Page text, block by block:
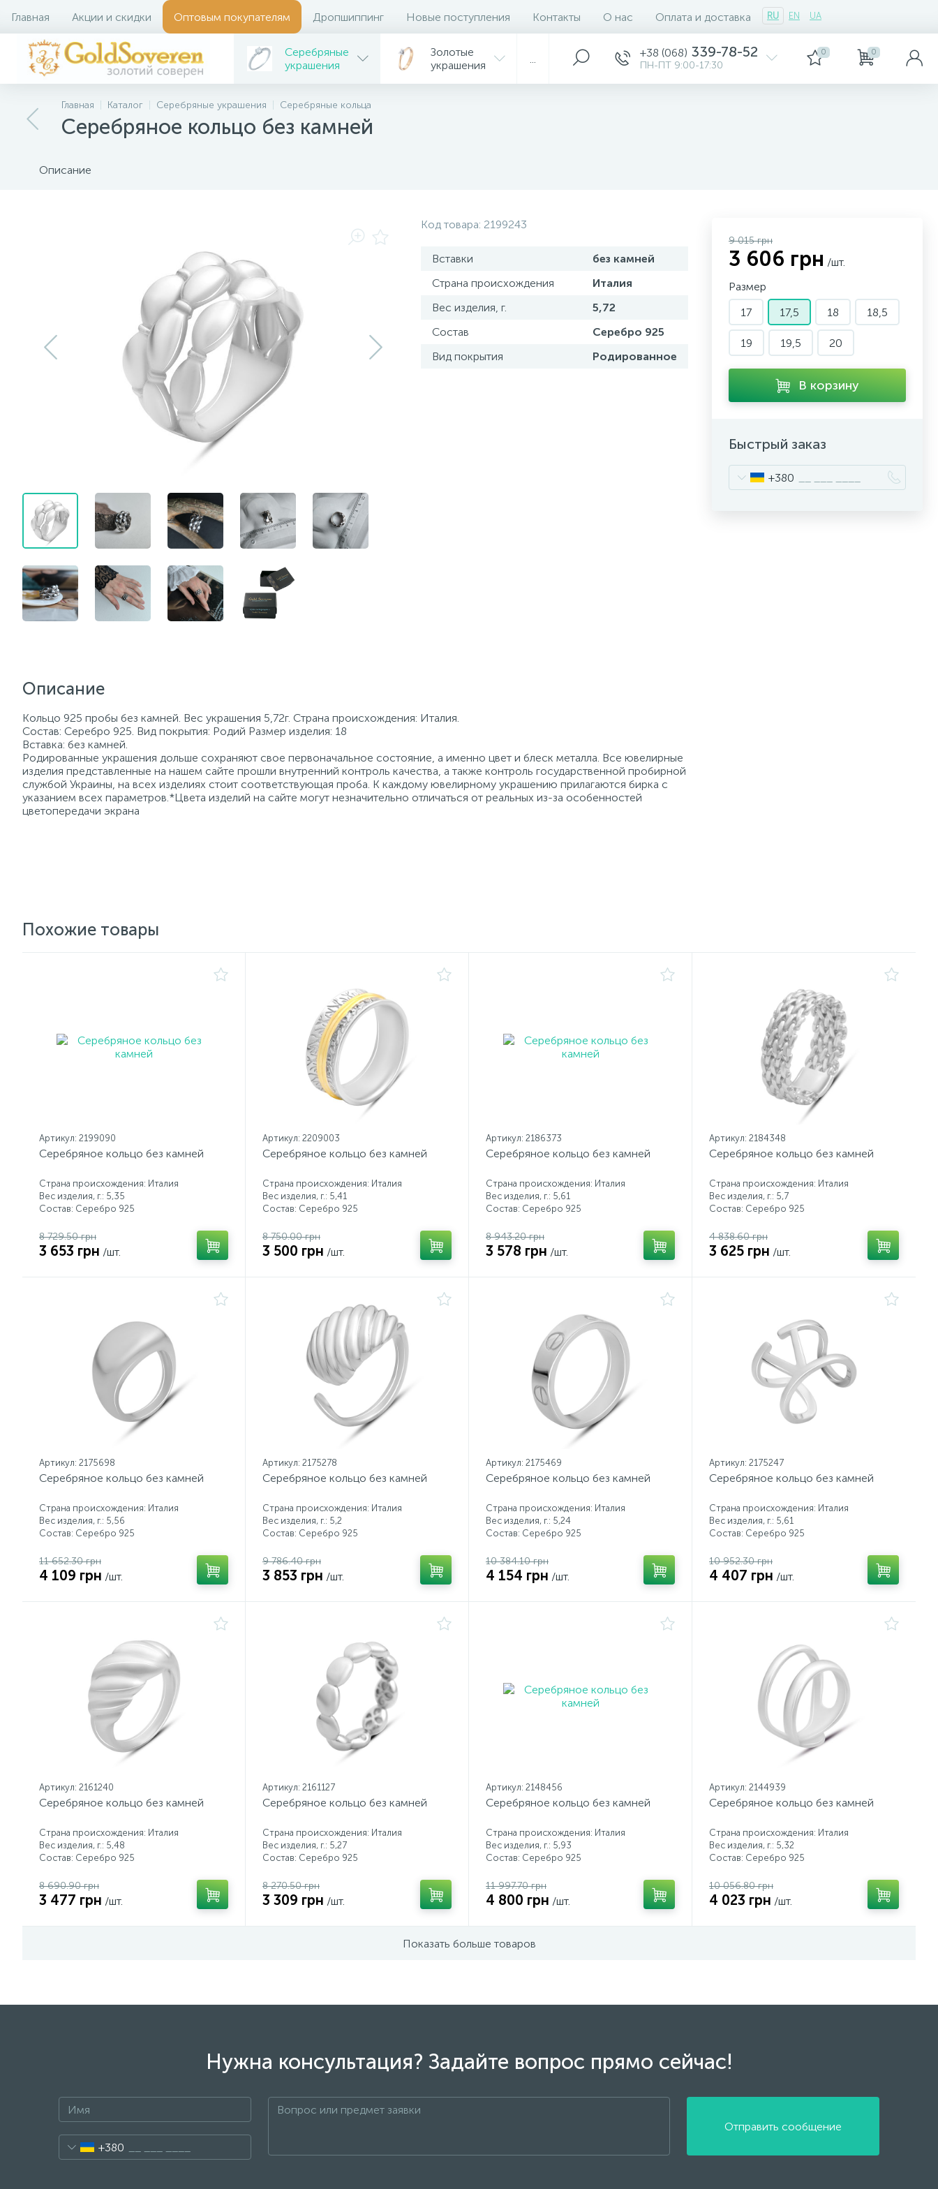
Главная Акции и скидки Оптовым покупателям Дропшиппинг Новые поступления Контакты О нас Оплата и доставка RU EN UA
Серебряные
украшения
Золотые
украшения
+38 (068) 339-78-52
ПН-ПТ 9:00-17:30
0 0
Главная Каталог Серебряные украшения Серебряные кольца
Серебряное кольцо без камней
Описание
Код товара: 2199243
Вставки
без камней
Страна происхождения
Италия
Вес изделия, г.
5,72
Состав
Серебро 925
Вид покрытия
Родированное
Описание
Кольцо 925 пробы без камней. Вес украшения 5,72г. Страна происхождения: Италия.
Состав: Серебро 925. Вид покрытия: Родий Размер изделия: 18
Вставка: без камней.
Родированные украшения дольше сохраняют свое первоначальное состояние, а именно цвет и блеск металла. Все ювелирные
изделия представленные на нашем сайте прошли внутренний контроль качества, а также контроль государственной пробирной
службой Украины, на всех изделиях стоит соответствующая проба. К каждому ювелирному украшению прилагаются бирка с
указанием всех параметров.*Цвета изделий на сайте могут незначительно отличаться от реальных из-за особенностей
цветопередачи экрана
9 015 грн
3 606 грн /шт.
Размер
17
17,5 18 18,5
19 19,5 20
В корзину
Быстрый заказ
+380
Похожие товары
Артикул: 2199090
Серебряное кольцо без камней
Страна происхождения: Италия
Вес изделия, г.: 5,35
Состав: Серебро 925
8 729.50 грн
3 653 грн /шт.
Артикул: 2209003
Серебряное кольцо без камней
Страна происхождения: Италия
Вес изделия, г.: 5,41
Состав: Серебро 925
8 750.00 грн
3 500 грн /шт.
Артикул: 2186373
Серебряное кольцо без камней
Страна происхождения: Италия
Вес изделия, г.: 5,61
Состав: Серебро 925
8 943.20 грн
3 578 грн /шт.
Артикул: 2184348
Серебряное кольцо без камней
Страна происхождения: Италия
Вес изделия, г.: 5,7
Состав: Серебро 925
4 838.60 грн
3 625 грн /шт.
Артикул: 2175698
Серебряное кольцо без камней
Страна происхождения: Италия
Вес изделия, г.: 5,56
Состав: Серебро 925
11 652.30 грн
4 109 грн /шт.
Артикул: 2175278
Серебряное кольцо без камней
Страна происхождения: Италия
Вес изделия, г.: 5,2
Состав: Серебро 925
9 786.40 грн
3 853 грн /шт.
Артикул: 2175469
Серебряное кольцо без камней
Страна происхождения: Италия
Вес изделия, г.: 5,24
Состав: Серебро 925
10 384.10 грн
4 154 грн /шт.
Артикул: 2175247
Серебряное кольцо без камней
Страна происхождения: Италия
Вес изделия, г.: 5,61
Состав: Серебро 925
10 952.30 грн
4 407 грн /шт.
Артикул: 2161240
Серебряное кольцо без камней
Страна происхождения: Италия
Вес изделия, г.: 5,48
Состав: Серебро 925
8 690.90 грн
3 477 грн /шт.
Артикул: 2161127
Серебряное кольцо без камней
Страна происхождения: Италия
Вес изделия, г.: 5,27
Состав: Серебро 925
8 270.50 грн
3 309 грн /шт.
Артикул: 2148456
Серебряное кольцо без камней
Страна происхождения: Италия
Вес изделия, г.: 5,93
Состав: Серебро 925
11 997.70 грн
4 800 грн /шт.
Артикул: 2144939
Серебряное кольцо без камней
Страна происхождения: Италия
Вес изделия, г.: 5,32
Состав: Серебро 925
10 056.80 грн
4 023 грн /шт.
Показать больше товаров
Нужна консультация? Задайте вопрос прямо сейчас!
+380
Отправить сообщение